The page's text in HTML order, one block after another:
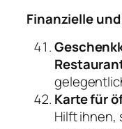
Finanzielle
Karte für
Hilft ihnen,